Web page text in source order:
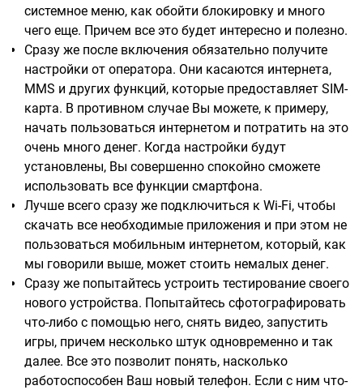
системное меню, как обойти блокировку и много
чего еще. Причем все это будет интересно и полезно.
Сразу же после включения обязательно получите
настройки от оператора. Они касаются интернета,
MMS и других функций, которые предоставляет SIM-
карта. В противном случае Вы можете, к примеру,
начать пользоваться интернетом и потратить на это
очень много денег. Когда настройки будут
установлены, Вы совершенно спокойно сможете
использовать все функции смартфона.
Лучше всего сразу же подключиться к Wi-Fi, чтобы
скачать все необходимые приложения и при этом не
пользоваться мобильным интернетом, который, как
мы говорили выше, может стоить немалых денег.
Сразу же попытайтесь устроить тестирование своего
нового устройства. Попытайтесь сфотографировать
что-либо с помощью него, снять видео, запустить
игры, причем несколько штук одновременно и так
далее. Все это позволит понять, насколько
работоспособен Ваш новый телефон. Если с ним что-